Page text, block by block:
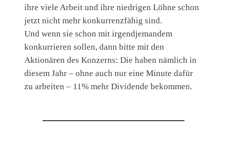
ihre viele Arbeit und ihre niedrigen Löhne schon
jetzt nicht mehr konkurrenzfähig sind.
Und wenn sie schon mit irgendjemandem
konkurrieren sollen, dann bitte mit den
Aktionären des Konzerns: Die haben nämlich in
diesem Jahr – ohne auch nur eine Minute dafür
zu arbeiten – 11% mehr Dividende bekommen.